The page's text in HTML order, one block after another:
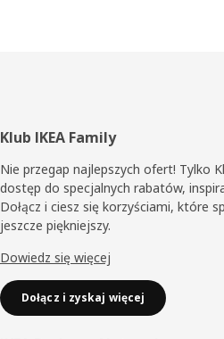
Stopka
Klub IKEA Family
Nie przegap najlepszych ofert! Tylko
dostęp do specjalnych rabatów,
Dołącz i ciesz się korzyściami, które
jeszcze piękniejszy.
Dowiedz się więcej
Dołącz i zyskaj więcej